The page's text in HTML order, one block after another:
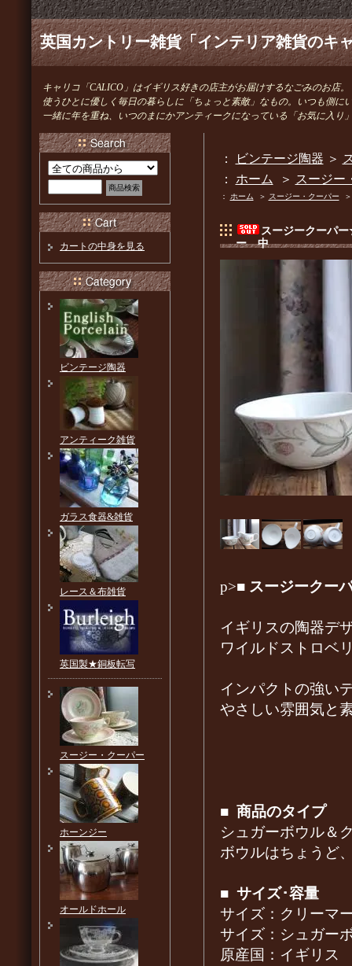
英国カントリー雑貨「インテリア雑貨の
キャリコ「CALICO」はイギリス好きの店主がお届けするなごみのお店。
使うひとに優しく毎日の暮らしに「ちょっと素敵」なもの。いつも側に
一緒に年を重ね、いつのまにかアンティークになっている「お気に入り
： ビンテージ陶器 ＞
： ホーム ＞ スージー
： ホーム ＞ スージー・クーパー
スージークーパ
ー 中
p>■ スージークー
イギリスの陶器デ
ワイルドストロベ
インパクトの強い
やさしい雰囲気と
■ 商品のタイプ
シュガーボウル＆
ボウルはちょうど
■ サイズ･容量
サイズ：クリー
サイズ：シュガー
原産国：イギリ
カートの中身を見る
ビンテージ陶器
アンティーク雑貨
ガラス食器&雑貨
レース＆布雑貨
英国製★銅板転写
スージー・クーパー
ホーンジー
オールドホール